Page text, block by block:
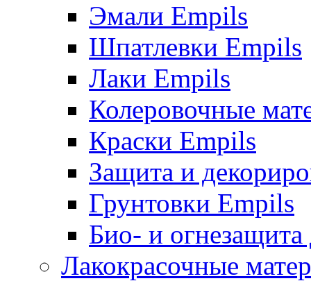
Эмали Empils
Шпатлевки Empils
Лаки Empils
Колеровочные
Краски Empils
Защита и
Грунтовки Empils
Био- и
Лакокрасочные